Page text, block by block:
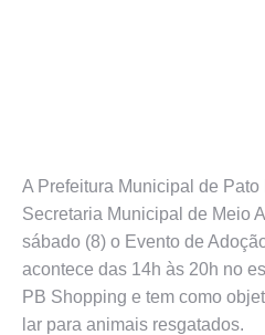
A Prefeitura Municipal de
Secretaria Municipal de Meio
sábado (8) o Evento de
acontece das 14h às 20h no
PB Shopping e tem como
lar para animais resgatados.